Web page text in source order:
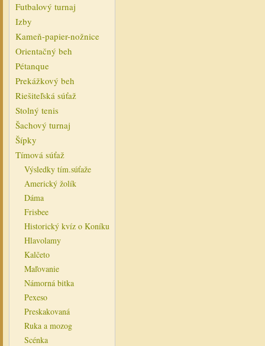
Futbalový turnaj
Izby
Kameň-papier-nožnice
Orientačný beh
Pétanque
Prekážkový beh
Riešiteľská súťaž
Stolný tenis
Šachový turnaj
Šípky
Tímová súťaž
Výsledky tím.súťaže
Americký žolík
Dáma
Frisbee
Historický kvíz o Koníku
Hlavolamy
Kalčeto
Maľovanie
Námorná bitka
Pexeso
Preskakovaná
Ruka a mozog
Scénka